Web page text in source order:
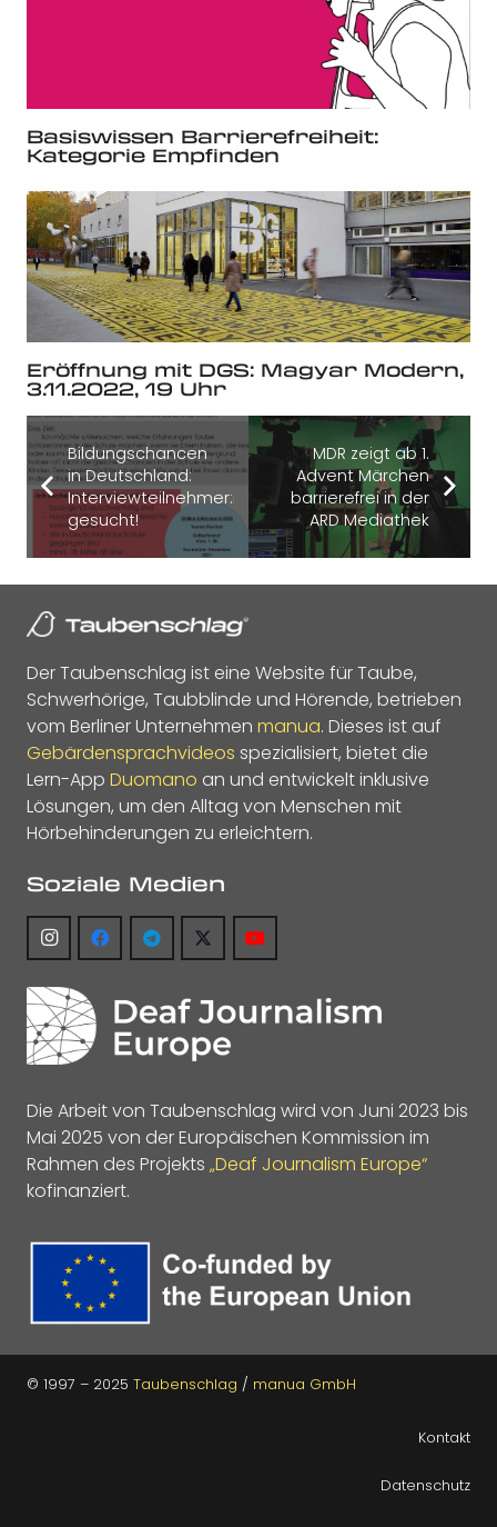
Basiswissen Barrierefreiheit:
Kategorie Empfinden
Eröffnung mit DGS: Magyar Modern,
3.11.2022, 19 Uhr
Bildungschancen
in Deutschland:
Interviewteilnehmer:innen
gesucht!
MDR zeigt ab 1.
Advent Märchen
barrierefrei in der
ARD Mediathek
Der Taubenschlag ist eine Website für Taube,
Schwerhörige, Taubblinde und Hörende, betrieben
vom Berliner Unternehmen manua. Dieses ist auf
Gebärdensprachvideos spezialisiert, bietet die
Lern-App Duomano an und entwickelt inklusive
Lösungen, um den Alltag von Menschen mit
Hörbehinderungen zu erleichtern.
Soziale Medien
Die Arbeit von Taubenschlag wird von Juni 2023 bis
Mai 2025 von der Europäischen Kommission im
Rahmen des Projekts „Deaf Journalism Europe“
kofinanziert.
© 1997 – 2025 Taubenschlag / manua GmbH
Kontakt
Datenschutz